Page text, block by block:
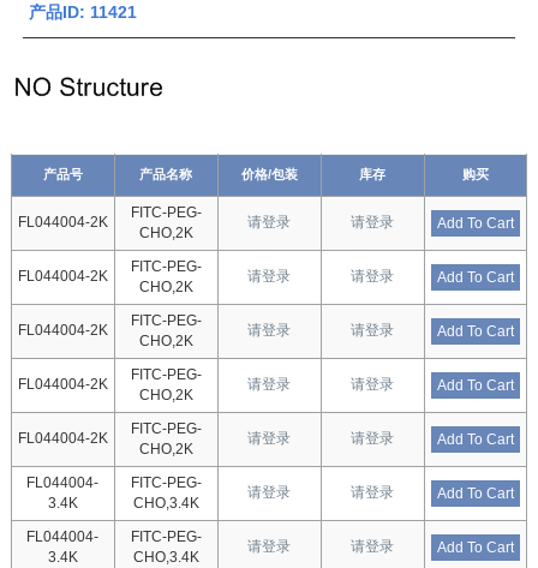
产品ID: 11421
产品号 产品名称 价格/包装 库存 购买
FL044004-2K
FITC-PEG-
CHO,2K
请登录 请登录 Add To Cart
FL044004-2K
FITC-PEG-
CHO,2K
请登录 请登录 Add To Cart
FL044004-2K
FITC-PEG-
CHO,2K
请登录 请登录 Add To Cart
FL044004-2K
FITC-PEG-
CHO,2K
请登录 请登录 Add To Cart
FL044004-2K
FITC-PEG-
CHO,2K
请登录 请登录 Add To Cart
FL044004-
3.4K
FITC-PEG-
CHO,3.4K
请登录 请登录 Add To Cart
FL044004-
3.4K
FITC-PEG-
CHO,3.4K
请登录 请登录 Add To Cart